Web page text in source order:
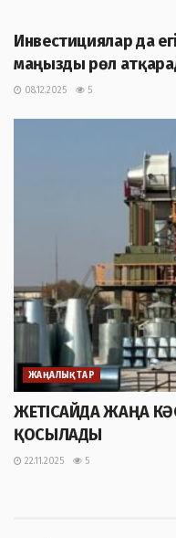
Инвестициялар да
маңызды рөл
08.12.2025 5
ЖАҢАЛЫҚТАР
ЖЕТІСАЙДА ЖАҢА
ҚОСЫЛАДЫ
22.11.2025 5